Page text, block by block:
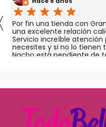
star star star star star
Por fin una tienda con
una excelente relación
Servicio increíble
necesites y si no lo tienen
Nacho está pendiente de